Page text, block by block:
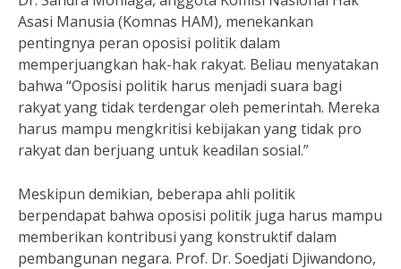
Asasi Manusia (Komnas HAM), menekankan
pentingnya peran oposisi politik dalam
memperjuangkan hak-hak rakyat. Beliau menyatakan
bahwa “Oposisi politik harus menjadi suara bagi
rakyat yang tidak terdengar oleh pemerintah. Mereka
harus mampu mengkritisi kebijakan yang tidak pro
rakyat dan berjuang untuk keadilan sosial.”
Meskipun demikian, beberapa ahli politik
berpendapat bahwa oposisi politik juga harus mampu
memberikan kontribusi yang konstruktif dalam
pembangunan negara. Prof. Dr. Soedjati Djiwandono,